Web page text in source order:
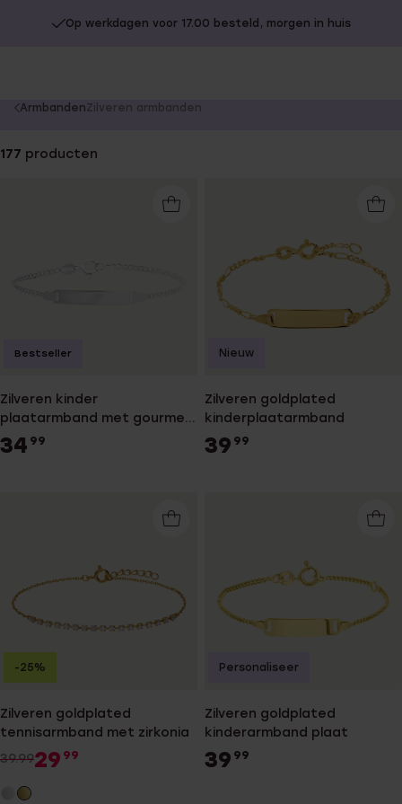
Op werkdagen voor 17.00 besteld, morgen in huis
You
here:
ArmbandenZilveren armbanden
177 producten
Zilveren kinder
plaatarmband met gourmet
schakel
34 99
Bestseller
Zilveren goldplated
kinderplaatarmband
39 99
Nieuw
Zilveren goldplated
tennisarmband met zirkonia
39.9929 99
-25%
Zilveren goldplated
kinderarmband plaat
39 99
Personaliseer